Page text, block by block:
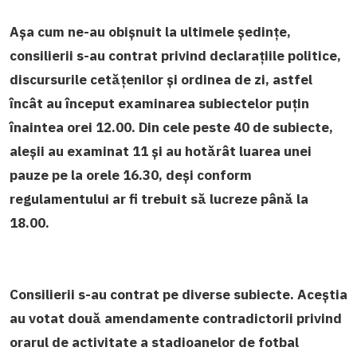
Așa cum ne-au obișnuit la ultimele ședințe,
consilierii s-au contrat privind declarațiile politice,
discursurile cetățenilor și ordinea de zi, astfel
încât au început examinarea subiectelor puțin
înaintea orei 12.00. Din cele peste 40 de subiecte,
aleșii au examinat 11 și au hotărât luarea unei
pauze pe la orele 16.30, deși conform
regulamentului ar fi trebuit să lucreze până la
18.00.
Consilierii s-au contrat pe diverse subiecte. Aceștia
au votat două amendamente contradictorii privind
orarul de activitate a stadioanelor de fotbal